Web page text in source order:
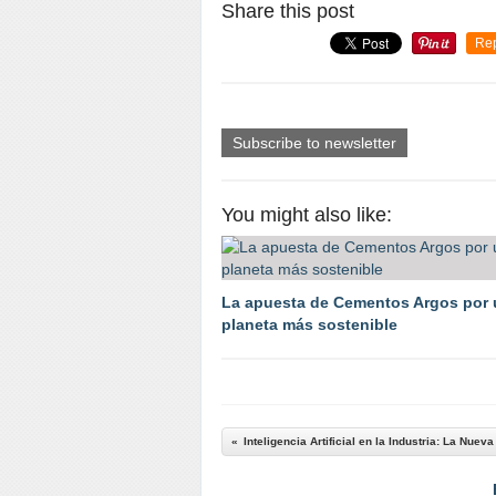
Share this post
Subscribe to newsletter
You might also like:
La apuesta de Cementos Argos por
planeta más sostenible